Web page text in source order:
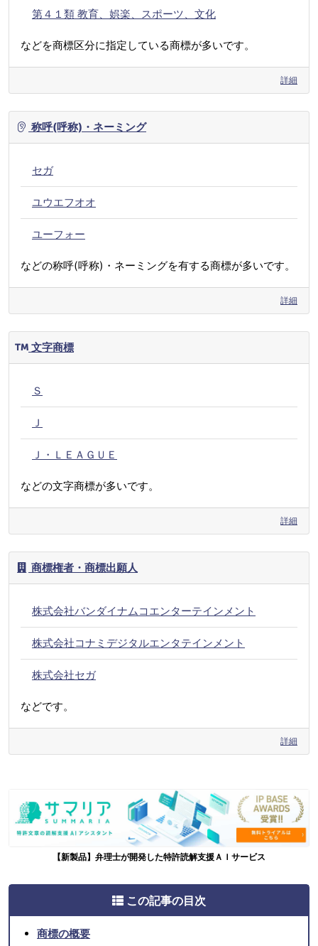
第４１類 教育、娯楽、スポーツ、文化
などを商標区分に指定している商標が多いです。
詳細
称呼(呼称)・ネーミング
セガ
ユウエフオオ
ユーフォー
などの称呼(呼称)・ネーミングを有する商標が多いです。
詳細
文字商標
Ｓ
Ｊ
Ｊ・ＬＥＡＧＵＥ
などの文字商標が多いです。
詳細
商標権者・商標出願人
株式会社バンダイナムコエンターテインメント
株式会社コナミデジタルエンタテインメント
株式会社セガ
などです。
詳細
【新製品】弁理士が開発した特許読解支援ＡＩサービス
この記事の目次
商標の概要